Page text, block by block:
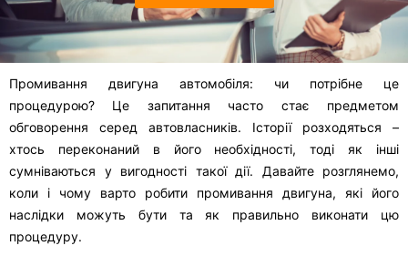
Промивання двигуна автомобіля: чи потрібне це
процедурою? Це запитання часто стає предметом
обговорення серед автовласників. Історії розходяться –
хтось переконаний в його необхідності, тоді як інші
сумніваються у вигодності такої дії. Давайте розглянемо,
коли і чому варто робити промивання двигуна, які його
наслідки можуть бути та як правильно виконати цю
процедуру.